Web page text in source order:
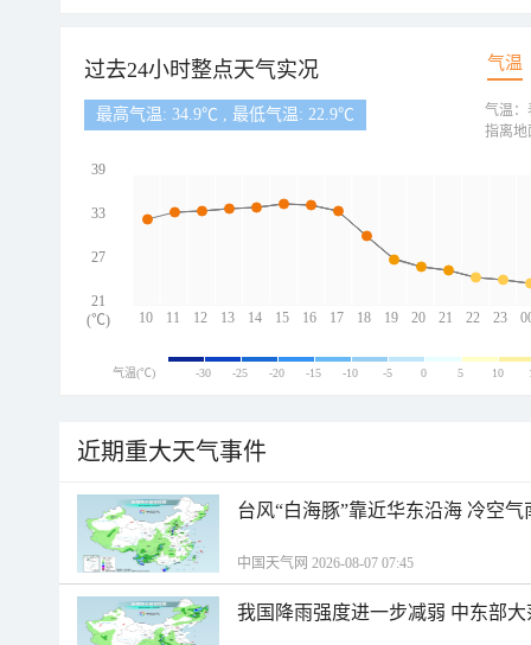
过去24小时整点天气实况 气温
最高气温: 34.9℃ , 最低气温: 22.9℃
10 11 12 13 14 15 16 17 18 19 20 21 22 23
39
33
27
21
(℃)
气温：
指离地
气温(℃) -30 -25 -20 -15 -10 -5 0 5 10
近期重大天气事件
台风“白海豚”靠近华东沿海 冷空
中国天气网 2026-08-07 07:45
我国降雨强度进一步减弱 中东部